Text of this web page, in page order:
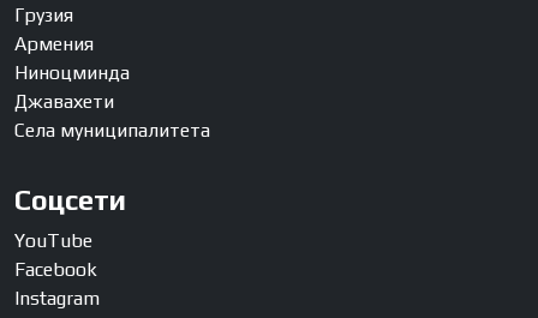
Грузия
Армения
Ниноцминда
Джавахети
Села муниципалитета
Соцсети
YouTube
Facebook
Instagram